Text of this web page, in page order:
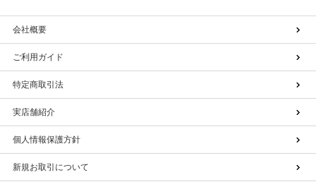
会社概要
ご利用ガイド
特定商取引法
実店舗紹介
個人情報保護方針
新規お取引について